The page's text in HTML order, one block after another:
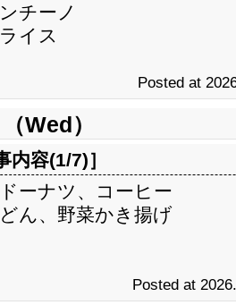
チーノ
イス
Posted at
Wed）
内容(1/7)］
ーナツ、コーヒー
ん、野菜かき揚げ
Posted at